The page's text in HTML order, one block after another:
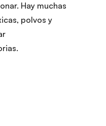
Hay muchas
polvos y